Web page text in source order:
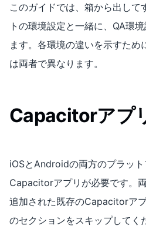
このガイドでは、箱から出して
トの環境設定と一緒に、QA環
ます。各環境の違いを示すため
は両者で異なります。
Capacitorアプ
iOSとAndroidの両方のプラッ
Capacitorアプリが必要です。
追加された既存のCapacitorア
のセクションをスキップしてく